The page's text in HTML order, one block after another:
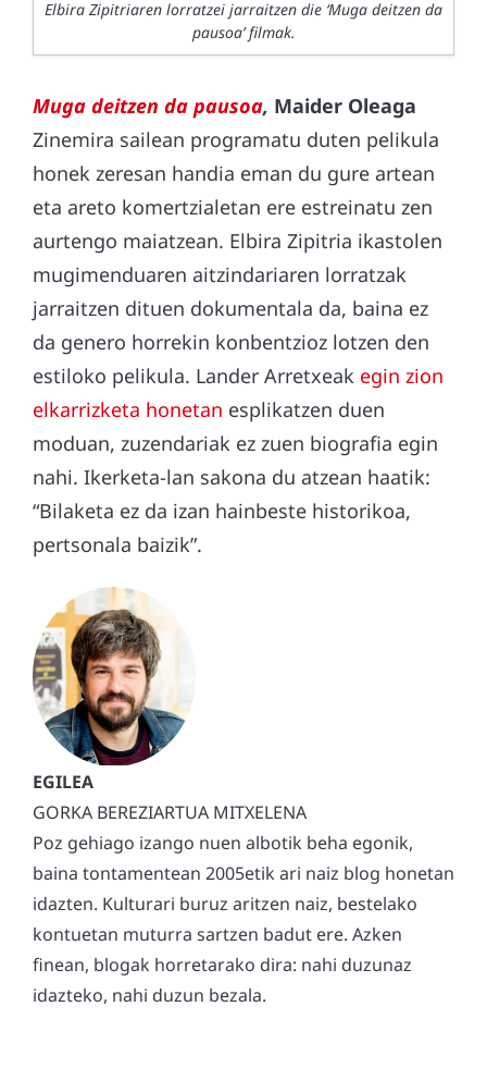
Elbira Zipitriaren lorratzei jarraitzen die ‘Muga deitzen da
pausoa’ filmak.
Muga deitzen da pausoa, Maider Oleaga
Zinemira sailean programatu duten pelikula
honek zeresan handia eman du gure artean
eta areto komertzialetan ere estreinatu zen
aurtengo maiatzean. Elbira Zipitria ikastolen
mugimenduaren aitzindariaren lorratzak
jarraitzen dituen dokumentala da, baina ez
da genero horrekin konbentzioz lotzen den
estiloko pelikula. Lander Arretxeak egin zion
elkarrizketa honetan esplikatzen duen
moduan, zuzendariak ez zuen biografia egin
nahi. Ikerketa-lan sakona du atzean haatik:
“Bilaketa ez da izan hainbeste historikoa,
pertsonala baizik”.
GORKA BEREZIARTUA MITXELENA
Poz gehiago izango nuen albotik beha egonik,
baina tontamentean 2005etik ari naiz blog honetan
idazten. Kulturari buruz aritzen naiz, bestelako
kontuetan muturra sartzen badut ere. Azken
finean, blogak horretarako dira: nahi duzunaz
idazteko, nahi duzun bezala.